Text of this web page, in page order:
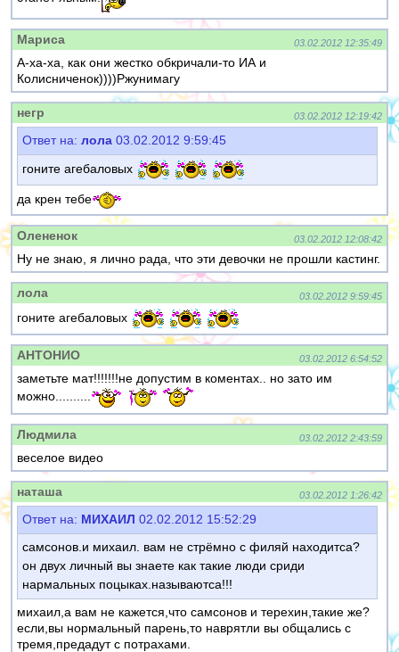
Мариса 03.02.2012 12:35:49
А-ха-ха, как они жестко обкричали-то ИА и
Колисниченок))))Ржунимагу
негр 03.02.2012 12:19:42
Ответ на: лола 03.02.2012 9:59:45
гоните агебаловых
да крен тебе
Олененок 03.02.2012 12:08:42
Ну не знаю, я лично рада, что эти девочки не прошли кастинг.
лола 03.02.2012 9:59:45
гоните агебаловых
АНТОНИО 03.02.2012 6:54:52
заметьте мат!!!!!!!не допустим в коментах.. но зато им
можно..........
Людмила 03.02.2012 2:43:59
веселое видео
наташа 03.02.2012 1:26:42
Ответ на: МИХАИЛ 02.02.2012 15:52:29
самсонов.и михаил. вам не стрёмно с филяй находитса?
он двух личный вы знаете как такие люди сриди
нармальных поцыках.называютса!!!
михаил,а вам не кажется,что самсонов и терехин,такие же?
если,вы нормальный парень,то наврятли вы общались с
тремя,предадут с потрахами.